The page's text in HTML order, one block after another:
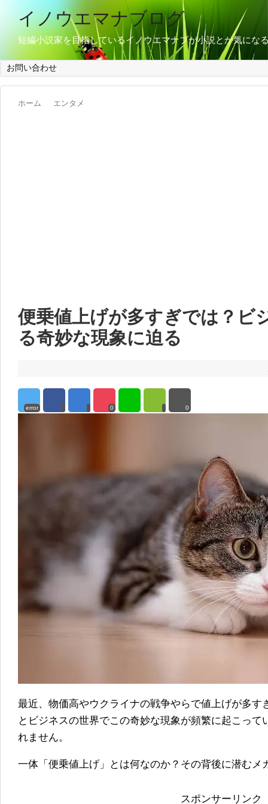
イノウエマナブログ
短編小説家を目指しているイノウエマナブが小説とか気にな
お問い合わせ
ホーム エンタメ
便乗値上げが多すぎでは？ビ
る奇妙な現象に迫る
error 0 0
最近、物価高やウクライナの戦争やらで値上げが多す
とビジネスの世界でこの奇妙な現象が頻繁に起こっ
れません。
一体「便乗値上げ」とは何なのか？その背後に潜むメ
スポンサーリンク